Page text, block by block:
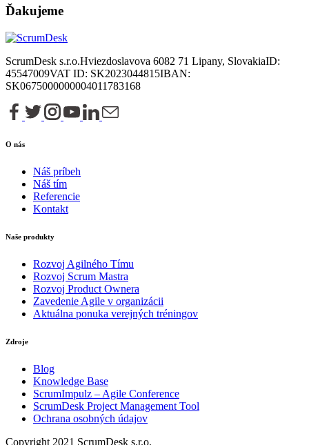
Ďakujeme
ScrumDesk s.r.o.Hviezdoslavova 6082 71 Lipany, SlovakiaID:
45547009VAT ID: SK2023044815IBAN:
SK0675000000004011783168
O nás
Náš príbeh
Náš tím
Referencie
Kontakt
Naše produkty
Rozvoj Agilného Tímu
Rozvoj Scrum Mastra
Rozvoj Product Ownera
Zavedenie Agile v organizácii
Aktuálna ponuka verejných tréningov
Zdroje
Blog
Knowledge Base
ScrumImpulz – Agile Conference
ScrumDesk Project Management Tool
Ochrana osobných údajov
Copyright 2021 ScrumDesk s.r.o.